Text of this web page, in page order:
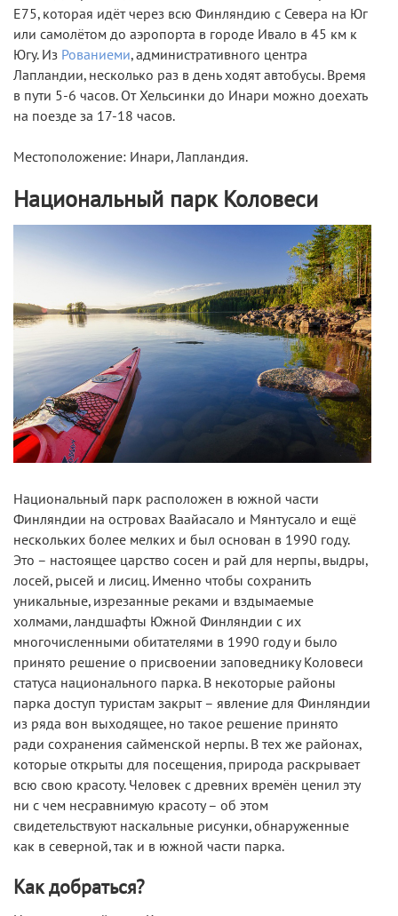
E75, которая идёт через всю Финляндию с Севера на Юг
или самолётом до аэропорта в городе Ивало в 45 км к
Югу. Из Рованиеми, административного центра
Лапландии, несколько раз в день ходят автобусы. Время
в пути 5-6 часов. От Хельсинки до Инари можно доехать
на поезде за 17-18 часов.
Местоположение: Инари, Лапландия.
Национальный парк Коловеси
Национальный парк расположен в южной части
Финляндии на островах Ваайасало и Мянтусало и ещё
нескольких более мелких и был основан в 1990 году.
Это – настоящее царство сосен и рай для нерпы, выдры,
лосей, рысей и лисиц. Именно чтобы сохранить
уникальные, изрезанные реками и вздымаемые
холмами, ландшафты Южной Финляндии с их
многочисленными обитателями в 1990 году и было
принято решение о присвоении заповеднику Коловеси
статуса национального парка. В некоторые районы
парка доступ туристам закрыт – явление для Финляндии
из ряда вон выходящее, но такое решение принято
ради сохранения сайменской нерпы. В тех же районах,
которые открыты для посещения, природа раскрывает
всю свою красоту. Человек с древних времён ценил эту
ни с чем несравнимую красоту – об этом
свидетельствуют наскальные рисунки, обнаруженные
как в северной, так и в южной части парка.
Как добраться?